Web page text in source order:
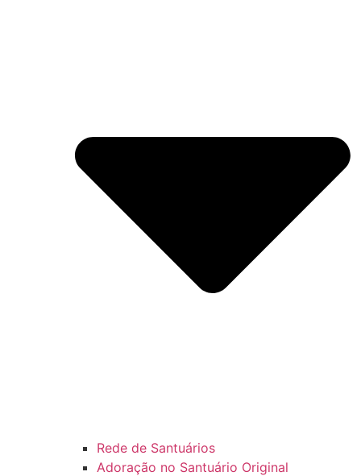
Rede de Santuários
Adoração no Santuário Original